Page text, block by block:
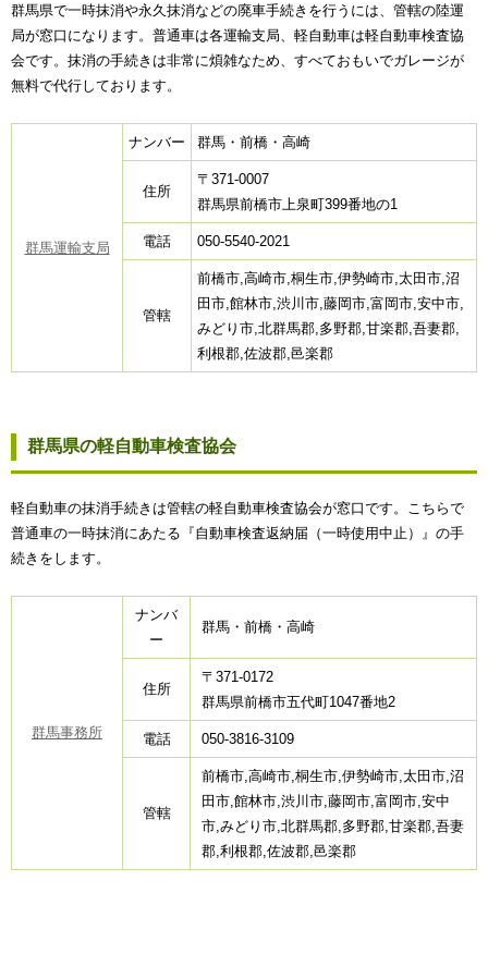
群馬県で一時抹消や永久抹消などの廃車手続きを行うには、管轄の陸運
局が窓口になります。普通車は各運輸支局、軽自動車は軽自動車検査協
会です。抹消の手続きは非常に煩雑なため、すべておもいでガレージが
無料で代行しております。
群馬運輸支局
ナンバー 群馬・前橋・高崎
住所
〒371-0007
群馬県前橋市上泉町399番地の1
電話 050-5540-2021
管轄
前橋市,高崎市,桐生市,伊勢崎市,太田市,沼
田市,館林市,渋川市,藤岡市,富岡市,安中市,
みどり市,北群馬郡,多野郡,甘楽郡,吾妻郡,
利根郡,佐波郡,邑楽郡
群馬県の軽自動車検査協会
軽自動車の抹消手続きは管轄の軽自動車検査協会が窓口です。こちらで
普通車の一時抹消にあたる『自動車検査返納届（一時使用中止）』の手
続きをします。
群馬事務所
ナンバ
ー
群馬・前橋・高崎
住所
〒371-0172
群馬県前橋市五代町1047番地2
電話 050-3816-3109
管轄
前橋市,高崎市,桐生市,伊勢崎市,太田市,沼
田市,館林市,渋川市,藤岡市,富岡市,安中
市,みどり市,北群馬郡,多野郡,甘楽郡,吾妻
郡,利根郡,佐波郡,邑楽郡